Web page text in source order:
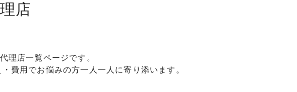
店
理店一覧ページです。
費用でお悩みの方一人一人に寄り添います。